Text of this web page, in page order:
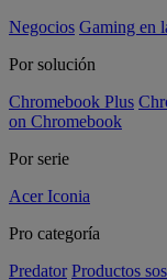
Negocios Gaming en
Por solución
Chromebook Plus
on Chromebook
Por serie
Acer Iconia
Pro categoría
Predator Productos